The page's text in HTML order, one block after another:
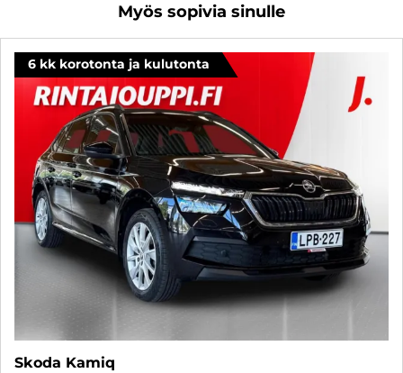
Myös sopivia sinulle
6 kk korotonta ja kulutonta
Skoda Kamiq